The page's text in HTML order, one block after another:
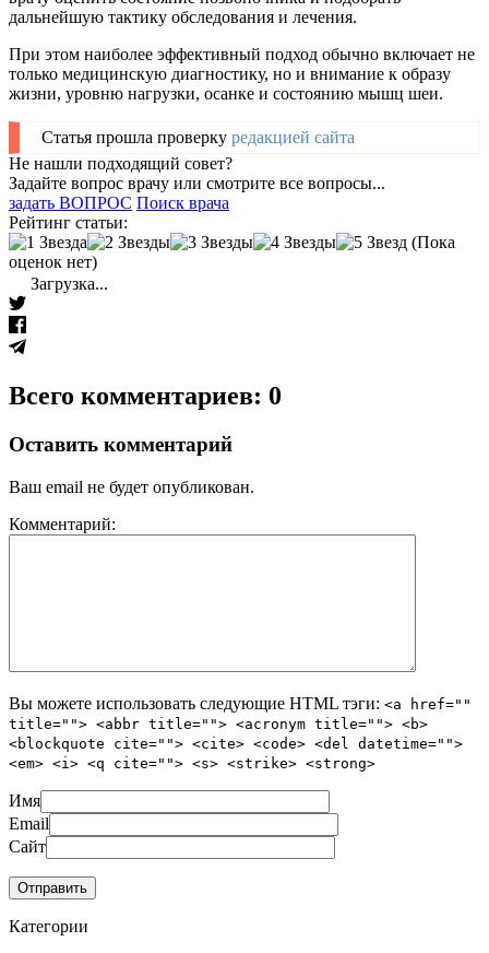
дальнейшую тактику обследования и лечения.
При этом наиболее эффективный подход обычно включает не
только медицинскую диагностику, но и внимание к образу
жизни, уровню нагрузки, осанке и состоянию мышц шеи.
Статья прошла проверку редакцией сайта
Не нашли подходящий совет?
Задайте вопрос врачу или смотрите все вопросы...
задать ВОПРОС Поиск врача
Рейтинг статьи:
(Пока
оценок нет)
Загрузка...
Всего комментариев: 0
Оставить комментарий
Ваш email не будет опубликован.
Комментарий:
Вы можете использовать следующие HTML тэги: <a href=""
title=""> <abbr title=""> <acronym title=""> <b>
<blockquote cite=""> <cite> <code> <del datetime="">
<em> <i> <q cite=""> <s> <strike> <strong>
Имя
Email
Сайт
Категории